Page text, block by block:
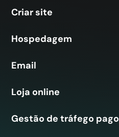
Criar site
Hospedagem
Email
Loja online
Gestão de tráfego pago